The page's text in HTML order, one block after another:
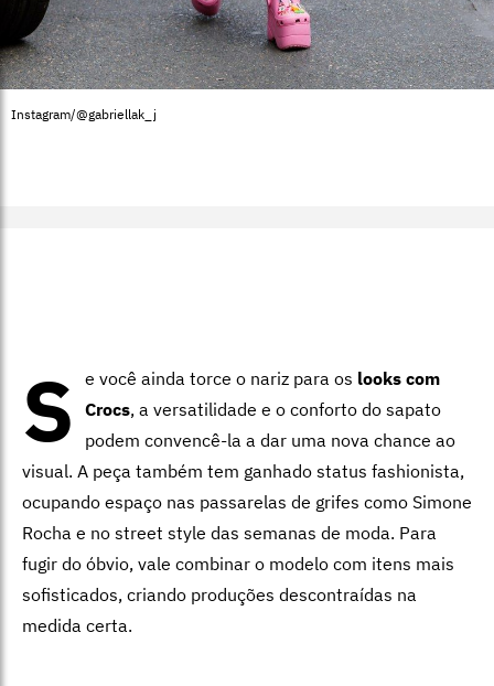
Instagram/@gabriellak_j
S e você ainda torce o nariz para os looks com
Crocs, a versatilidade e o conforto do sapato
podem convencê-la a dar uma nova chance ao
visual. A peça também tem ganhado status fashionista,
ocupando espaço nas passarelas de grifes como Simone
Rocha e no street style das semanas de moda. Para
fugir do óbvio, vale combinar o modelo com itens mais
sofisticados, criando produções descontraídas na
medida certa.